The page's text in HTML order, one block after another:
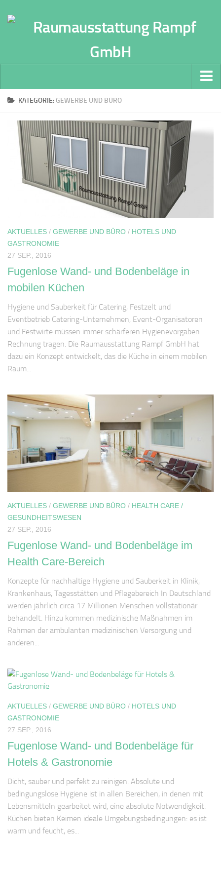
Home
Vorhänge und Gardinen
Boden-Beläge
Gewerbe & Büro
Facility Management
Architekten und Bauherren
Aktuelles
STELLENANGEBOTE
KATEGORIE: GEWERBE UND BÜRO
AKTUELLES / GEWERBE UND BÜRO / HOTELS UND
GASTRONOMIE
27 SEP., 2016
Fugenlose Wand- und Bodenbeläge in
mobilen Küchen
Hygiene und Sauberkeit für Catering, Festzelt und
Eventbetrieb Catering-Unternehmen, Event-Organisatoren
und Festwirte müssen immer schärferen Hygienevorgaben
Rechnung tragen. Die Raumausstattung Rampf GmbH hat
dazu ein Konzept entwickelt, das die Küche in einem mobilen
Raum...
AKTUELLES / GEWERBE UND BÜRO / HEALTH CARE /
GESUNDHEITSWESEN
27 SEP., 2016
Fugenlose Wand- und Bodenbeläge im
Health Care-Bereich
Konzepte für nachhaltige Hygiene und Sauberkeit in Klinik,
Krankenhaus, Tagesstätten und Pflegebereich In Deutschland
werden jährlich circa 17 Millionen Menschen vollstationär
behandelt. Hinzu kommen medizinische Maßnahmen im
Rahmen der ambulanten medizinischen Versorgung und
anderen...
AKTUELLES / GEWERBE UND BÜRO / HOTELS UND
GASTRONOMIE
27 SEP., 2016
Fugenlose Wand- und Bodenbeläge für
Hotels & Gastronomie
Dicht, sauber und perfekt zu reinigen. Absolute und
bedingungslose Hygiene ist in allen Bereichen, in denen mit
Lebensmitteln gearbeitet wird, eine absolute Notwendigkeit.
Küchen bieten Keimen ideale Umgebungsbedingungen: es ist
warm und feucht, es...